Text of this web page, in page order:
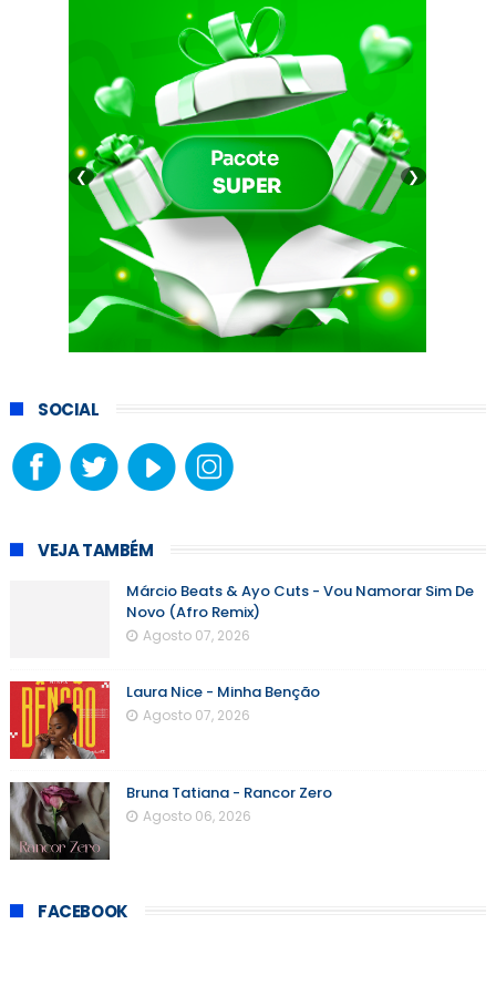
❮ ❯
SOCIAL
VEJA TAMBÉM
Márcio Beats & Ayo Cuts - Vou Namorar Sim De
Novo (Afro Remix)
Agosto 07, 2026
Laura Nice - Minha Benção
Agosto 07, 2026
Bruna Tatiana - Rancor Zero
Agosto 06, 2026
FACEBOOK